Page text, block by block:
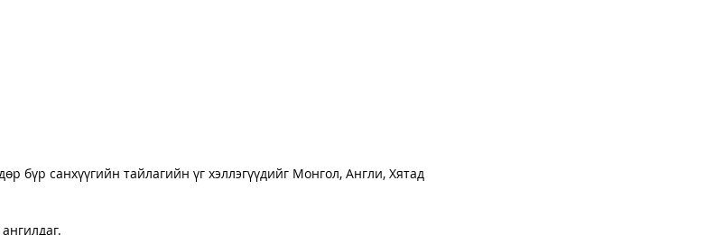
бүр санхүүгийн тайлагийн үг хэллэгүүдийг Монгол, Англи, Хятад